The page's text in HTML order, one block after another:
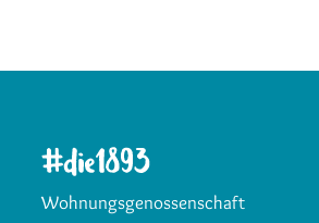
Wohnungsgenossenschaft